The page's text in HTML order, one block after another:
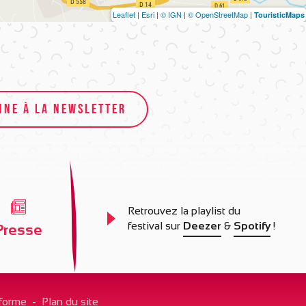
Leaflet | Esri | © IGN | © OpenStreetMap | TouristicMaps
À LA NEWSLETTER
Retrouvez la playlist du
festival sur Deezer & Spotify!
- Plan du site